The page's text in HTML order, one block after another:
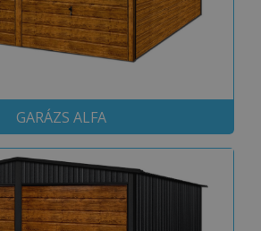
GARÁZS ALFA